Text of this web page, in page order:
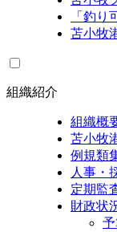
「釣り
苫小牧
組織紹介
組織概
苫小牧
例規類
人事・
定期監
財政状